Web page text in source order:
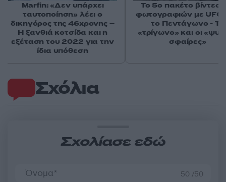
Σχόλια
Σχολίασε εδώ
50 /50
Marfin: «Δεν υπάρχει
ταυτοποίηση» λέει ο
δικηγόρος της 46χρονης –
Η ξανθιά κοτσίδα και η
εξέταση του 2022 για την
ίδια υπόθεση
Το 5ο πακέτο βίντεο
φωτογραφιών με UFO
το Πεντάγωνο - Το
«τρίγωνο» και οι
σφαίρες»